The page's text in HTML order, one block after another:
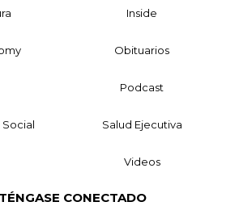
Inside
Obituarios
Podcast
Salud Ejecutiva
Videos
CONECTADO